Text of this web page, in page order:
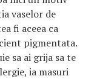
vaselor de
fi aceea ca
pigmentata.
sa ai grija sa te
ia masuri